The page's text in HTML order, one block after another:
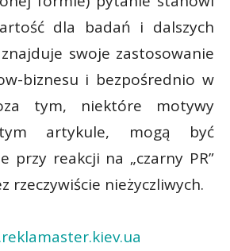
dla badań i dalszych
swoje zastosowanie
biznesu i bezpośrednio w
tym, niektóre motywy
artykule, mogą być
przy reakcji na „czarny PR”
rzeczywiście nieżyczliwych.